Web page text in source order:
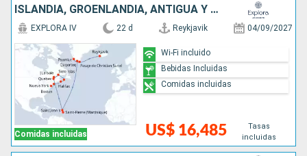
ISLANDIA, GROENLANDIA, ANTIGUA Y BARBUDA, CANADÁ, ESTADOS UNIDOS
Comidas incluidas
EXPLORA IV 22 d Reykjavik 04/09/2027
US$ 16,485
Tasas
incluidas
Wi-Fi incluido
Bebidas Incluidas
Comidas incluidas